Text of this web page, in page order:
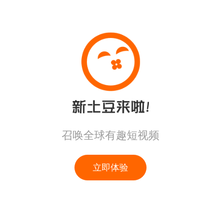
召唤全球有趣短视频
立即体验